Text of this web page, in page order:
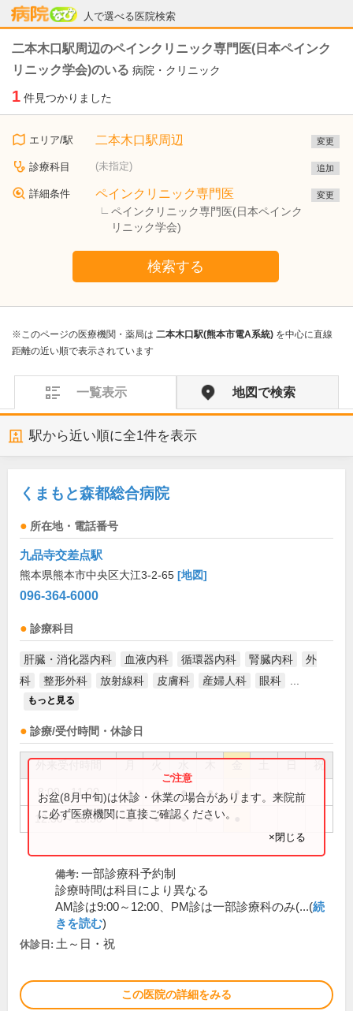
人で選べる医院検索
病院なび
二本木口駅周辺のペインクリニック専門医(日本ペインク
リニック学会)のいる 病院・クリニック
1 件見つかりました
エリア/駅 二本木口駅周辺 変更
診療科目 (未指定) 追加
詳細条件 ペインクリニック専門医
ペインクリニック専門医(日本ペインク
リニック学会)
変更
検索する
※このページの医療機関・薬局は 二本木口駅(熊本市電A系統) を中心に直線
距離の近い順で表示されています
一覧表示 地図で検索
駅から近い順に全1件を表示
くまもと森都総合病院
所在地・電話番号
九品寺交差点駅
熊本県熊本市中央区大江3-2-65 [地図]
096-364-6000
診療科目
肝臓・消化器内科 血液内科 循環器内科 腎臓内科
外
科
整形外科 放射線科 皮膚科 産婦人科 眼科
もっと見る
診療/受付時間・休診日
祝
8:00～11:00 ● ● ● ● ●
12:30～15:30 ● ● ● ●
お盆(8月中旬)は休診・休業の場合があります。来院前
に必ず医療機関に直接ご確認ください。
×閉じる
備考: 一部診療科予約制
診療時間は科目により異なる
AM診は9:00～12:00、PM診は一部診療科のみ(...(続
きを読む)
休診日: 土～日・祝
この医院の詳細をみる